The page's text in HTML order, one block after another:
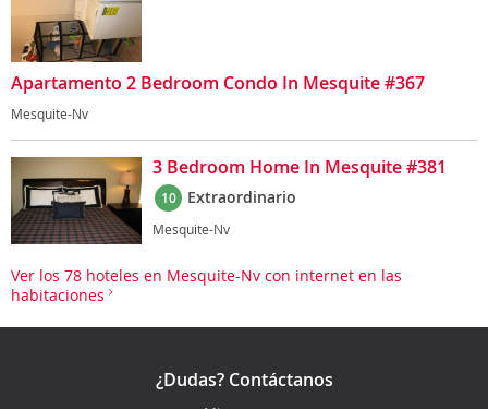
Apartamento 2 Bedroom Condo In Mesquite #367
Mesquite-Nv
3 Bedroom Home In Mesquite #381
10 Extraordinario
Mesquite-Nv
Ver los 78 hoteles en Mesquite-Nv con internet en las
habitaciones
¿Dudas? Contáctanos